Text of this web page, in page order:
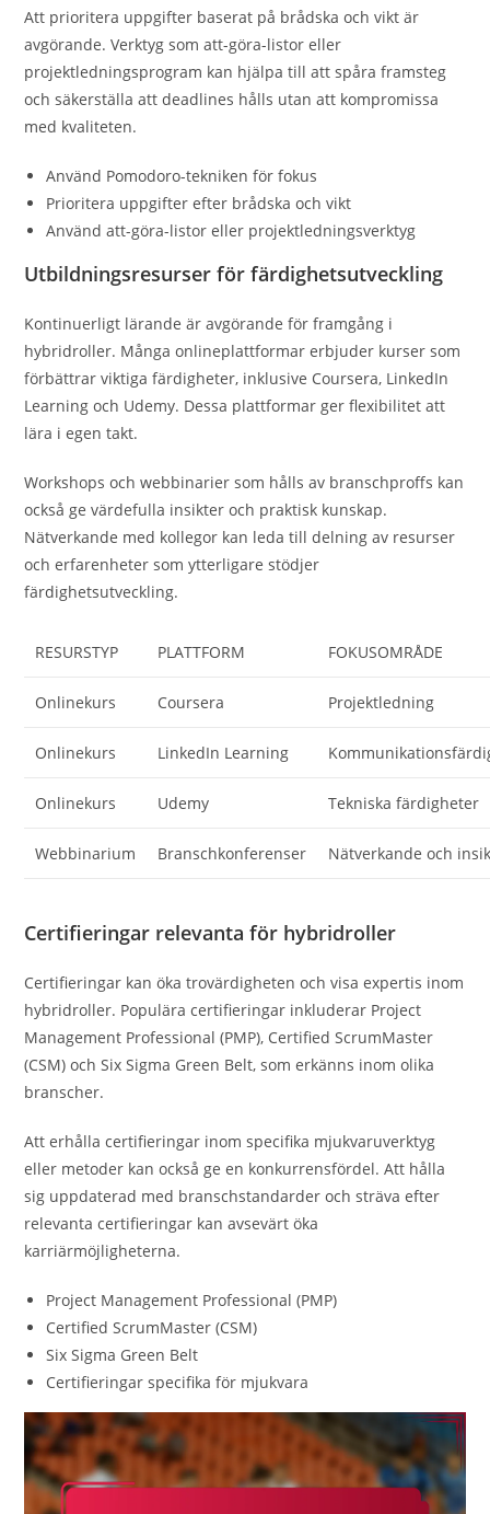
Att prioritera uppgifter baserat på brådska och vikt är
avgörande. Verktyg som att-göra-listor eller
projektledningsprogram kan hjälpa till att spåra framsteg
och säkerställa att deadlines hålls utan att kompromissa
med kvaliteten.
Använd Pomodoro-tekniken för fokus
Prioritera uppgifter efter brådska och vikt
Använd att-göra-listor eller projektledningsverktyg
Utbildningsresurser för färdighetsutveckling
Kontinuerligt lärande är avgörande för framgång i
hybridroller. Många onlineplattformar erbjuder kurser som
förbättrar viktiga färdigheter, inklusive Coursera, LinkedIn
Learning och Udemy. Dessa plattformar ger flexibilitet att
lära i egen takt.
Workshops och webbinarier som hålls av branschproffs kan
också ge värdefulla insikter och praktisk kunskap.
Nätverkande med kollegor kan leda till delning av resurser
och erfarenheter som ytterligare stödjer
färdighetsutveckling.
RESURSTYP PLATTFORM FOKUSOMRÅDE
Onlinekurs Coursera Projektledning
Onlinekurs LinkedIn Learning
Onlinekurs Udemy Tekniska färdigheter
Webbinarium Branschkonferenser Nätverkande och
Certifieringar relevanta för hybridroller
Certifieringar kan öka trovärdigheten och visa expertis inom
hybridroller. Populära certifieringar inkluderar Project
Management Professional (PMP), Certified ScrumMaster
(CSM) och Six Sigma Green Belt, som erkänns inom olika
branscher.
Att erhålla certifieringar inom specifika mjukvaruverktyg
eller metoder kan också ge en konkurrensfördel. Att hålla
sig uppdaterad med branschstandarder och sträva efter
relevanta certifieringar kan avsevärt öka
karriärmöjligheterna.
Project Management Professional (PMP)
Certified ScrumMaster (CSM)
Six Sigma Green Belt
Certifieringar specifika för mjukvara